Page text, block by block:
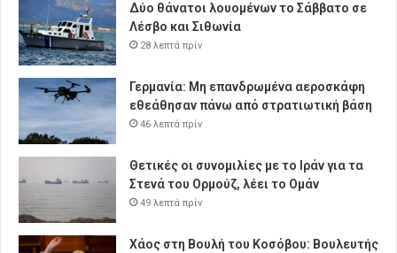
Δύο θάνατοι λουομένων το Σάββατο σε
Λέσβο και Σιθωνία
28 λεπτά πρίν
Γερμανία: Μη επανδρωμένα αεροσκάφη
εθεάθησαν πάνω από στρατιωτική βάση
46 λεπτά πρίν
Θετικές οι συνομιλίες με το Ιράν για τα
Στενά του Ορμούζ, λέει το Ομάν
49 λεπτά πρίν
Χάος στη Βουλή του Κοσόβου: Βουλευτής